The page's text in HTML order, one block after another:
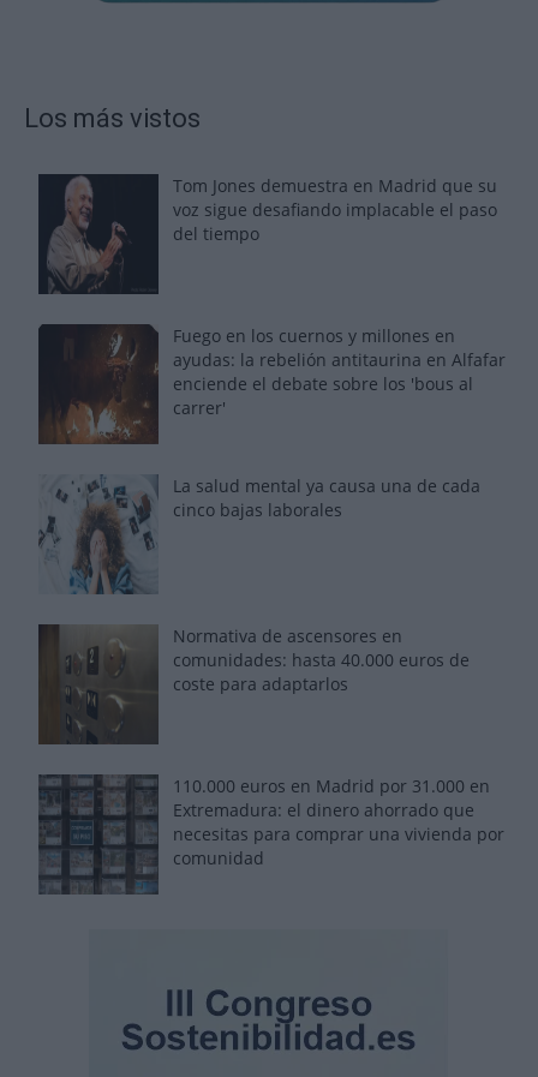
Los más vistos
Tom Jones demuestra en Madrid que su
voz sigue desafiando implacable el paso
del tiempo
Fuego en los cuernos y millones en
ayudas: la rebelión antitaurina en Alfafar
enciende el debate sobre los 'bous al
carrer'
La salud mental ya causa una de cada
cinco bajas laborales
Normativa de ascensores en
comunidades: hasta 40.000 euros de
coste para adaptarlos
110.000 euros en Madrid por 31.000 en
Extremadura: el dinero ahorrado que
necesitas para comprar una vivienda por
comunidad